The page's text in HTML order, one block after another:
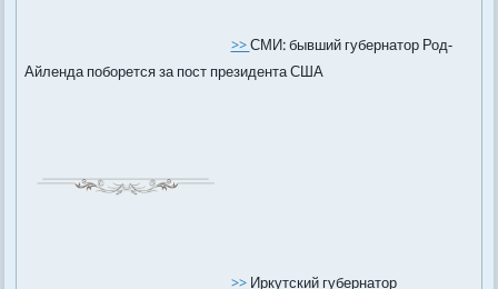
>>СМИ: бывший губернатор Род-
Айленда поборется за пост президента США
>>Иркутский губернатор